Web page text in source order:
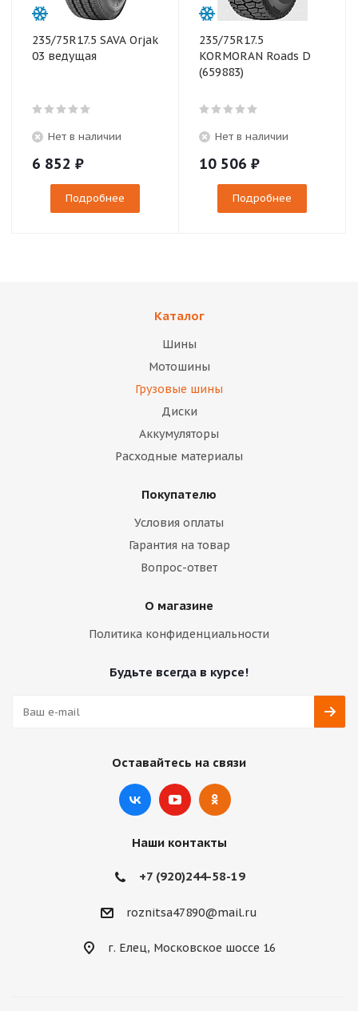
235/75R17.5 SAVA Orjak
03 ведущая
Нет в наличии
6 852 ₽
Подробнее
235/75R17.5
KORMORAN Roads D
(659883)
Нет в наличии
10 506 ₽
Подробнее
Каталог
Шины
Мотошины
Грузовые шины
Диски
Аккумуляторы
Расходные материалы
Покупателю
Условия оплаты
Гарантия на товар
Вопрос-ответ
О магазине
Политика конфиденциальности
Будьте всегда в курсе!
Оставайтесь на связи
Наши контакты
+7 (920)244-58-19
roznitsa47890@mail.ru
г. Елец, Московское шоссе 16